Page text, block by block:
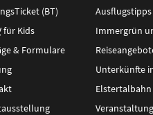
(BT)
für Kids
& Formulare
Ausflugstipps
Immergrün
Unterkünfte